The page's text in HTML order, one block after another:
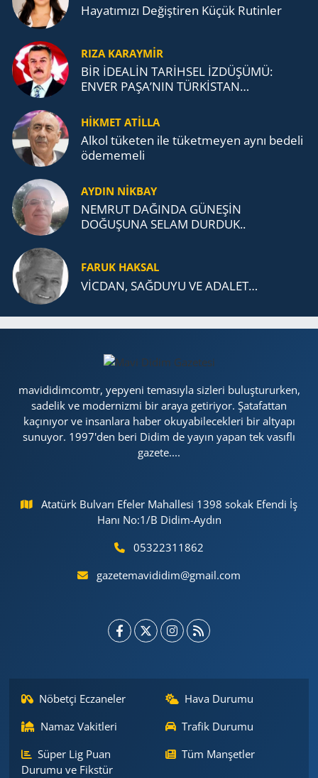
Ha­ya­tı­mı­zı De­ğiş­ti­ren Küçük Ru­tin­ler
RIZA KARAYMIR
BİR İDEALİN TARİHSEL İZDÜŞÜMÜ:
ENVER PAŞA’NIN TÜRKİSTAN
TEŞKİLATI’NA UZANAN MİRASI
HİKMET ATİLLA
Alkol tü­ke­ten ile tü­ket­me­yen aynı be­de­li
öde­me­me­li
AYDIN NİKBAY
NEMRUT DAĞINDA GÜNEŞİN
DOĞUŞUNA SELAM DURDUK..
FARUK HAKSAL
VİCDAN, SAĞ­DU­YU VE ADA­LET…
mavididimcomtr, yepyeni temasıyla sizleri buluştururken,
sadelik ve modernizmi bir araya getiriyor. Şatafattan
kaçınıyor ve insanlara haber okuyabilecekleri bir altyapı
sunuyor. 1997'den beri Didim de yayın yapan tek vasıflı
gazete....
Atatürk Bulvarı Efeler Mahallesi 1398 sokak Efendi İş
Hanı No:1/B Didim-Aydın
05322311862
gazetemavididim@gmail.com
Nöbetçi Eczaneler
Hava Durumu
Namaz Vakitleri
Trafik Durumu
Süper Lig Puan
Durumu ve Fikstür
Tüm Manşetler